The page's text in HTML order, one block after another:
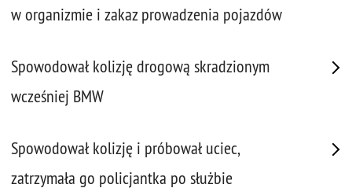
w organizmie i zakaz prowadzenia pojazdów
Spowodował kolizję drogową skradzionym
wcześniej BMW
Spowodował kolizję i próbował uciec,
zatrzymała go policjantka po służbie